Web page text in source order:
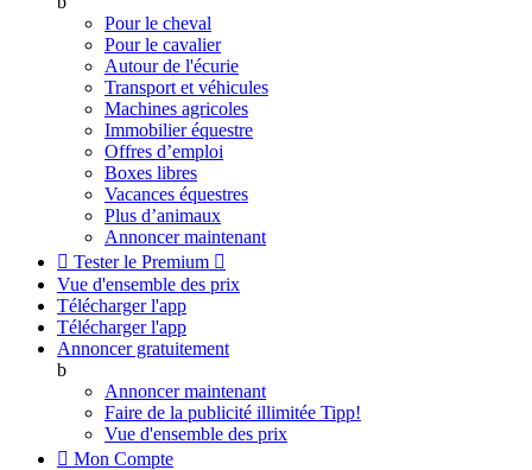
Pour le cheval
Pour le cavalier
Autour de l'écurie
Transport et véhicules
Machines agricoles
Immobilier équestre
Offres d’emploi
Boxes libres
Vacances équestres
Plus d’animaux
Annoncer maintenant
 Tester le Premium 
Vue d'ensemble des prix
Télécharger l'app
Télécharger l'app
Annoncer gratuitement
b
Annoncer maintenant
Faire de la publicité illimitée Tipp!
Vue d'ensemble des prix
 Mon Compte